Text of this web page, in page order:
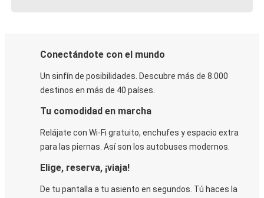
Conectándote con el mundo
Un sinfín de posibilidades. Descubre más de 8.000
destinos en más de 40 países.
Tu comodidad en marcha
Relájate con Wi-Fi gratuito, enchufes y espacio extra
para las piernas. Así son los autobuses modernos.
Elige, reserva, ¡viaja!
De tu pantalla a tu asiento en segundos. Tú haces la